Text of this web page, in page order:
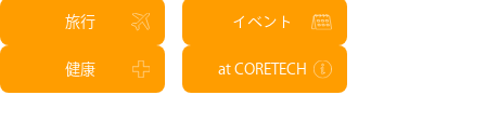
旅行 イベント
健康 at CORETECH